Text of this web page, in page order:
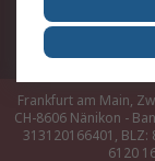
Event-Center
Frankfurt am Main,
CH-8606 Nänikon -
313120166401, BLZ:
6120